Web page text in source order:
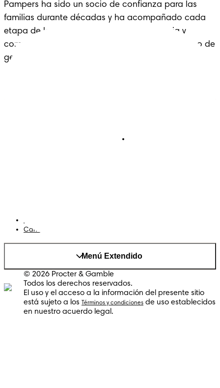
Pampers ha sido un socio de confianza para las
familias durante décadas y ha acompañado cada
etapa de la crianza con cariño, experiencia y
comodidad: un legado que se extiende a lo largo de
generaciones.
Cambiar el país/region
Menú Extendido
© 2026 Procter & Gamble
Todos los derechos reservados.
El uso y el acceso a la información del presente sitio
está sujeto a los
Términos y condiciones de uso establecidos
en nuestro acuerdo legal.